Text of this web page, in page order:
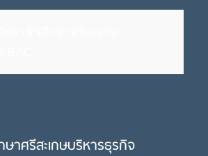
าศรีสะเกษบริหารธุรกิจ